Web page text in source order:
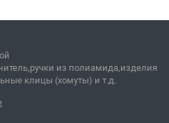
из полиамида,изделия
клицы (хомуты) и т.д.